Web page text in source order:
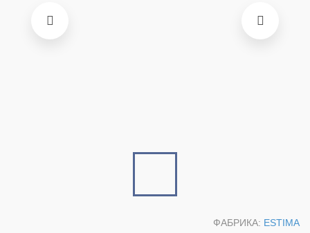
ФАБРИКА: ESTIMA